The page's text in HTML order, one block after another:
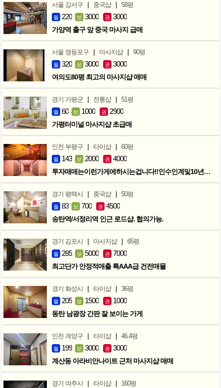
서울 강서구 | 중국샵 | 58평
월 220 보 3000 권 3000
가양역 출구 앞 중국 마사지 급매
서울 영등포구 | 마사지샵 | 90평
월 320 보 3000 권 3000
여의도80평 최고의 마사지샵 매매
경기 가평군 | 전통샵 | 51평
월 60 보 1000 권 2900
가평터미널 마사지샵 초급매
인천 부평구 | 타이샵 | 60평
월 143 보 2000 권 4000
투자매매는이런가게에하시는겁니다!!인수인계및10년노하우 모두승계
경기 평택시 | 중국샵 | 50평
월 83 보 700 권 4500
송탄역/서정리역 인근 로드샵. 협의가능.
경기 김포시 | 마사지샵 | 65평
월 285 보 5000 권 7000
최고단가 안정적매출 특AAA급 건전매물
경기 화성시 | 타이샵 | 36평
월 205 보 1500 권 1000
동탄 남광장 간판 잘 보이는 가게
인천 계양구 | 타이샵 | 46.4평
월 199 보 3000 권 3000
계산동 아라비안나이트 근처 마사지샵 매매
경기 여주시 | 타이샵 | 160평